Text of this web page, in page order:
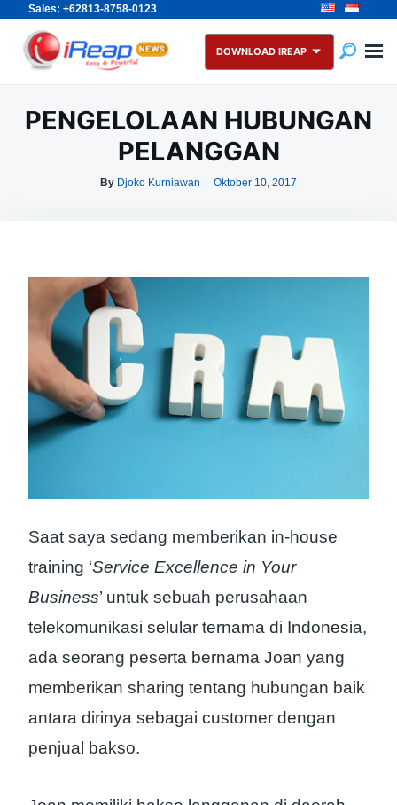
Sales: +62813-8758-0123
Skip
content
Search
for:
DOWNLOAD IREAP
PENGELOLAAN HUBUNGAN
PELANGGAN
By Djoko Kurniawan Oktober 10, 2017
Saat saya sedang memberikan in-house
training ‘Service Excellence in Your
Business’ untuk sebuah perusahaan
telekomunikasi selular ternama di Indonesia,
ada seorang peserta bernama Joan yang
memberikan sharing tentang hubungan baik
antara dirinya sebagai customer dengan
penjual bakso.